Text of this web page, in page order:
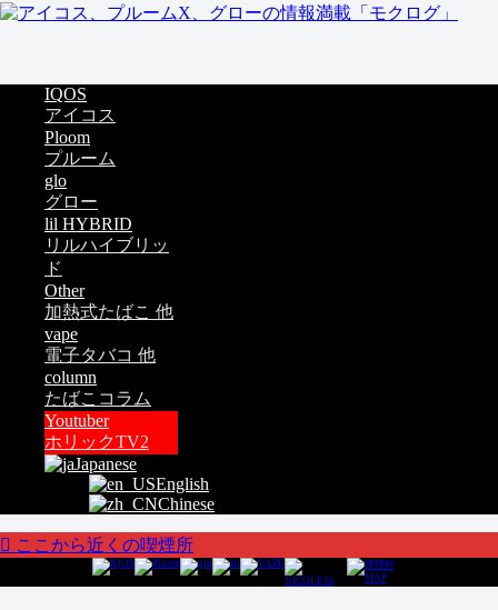
IQOS
アイコス
Ploom
プルーム
glo
グロー
lil HYBRID
リルハイブリッ
ド
Other
加熱式たばこ 他
vape
電子タバコ 他
column
たばこコラム
Youtuber
ホリックTV2
Japanese
English
Chinese
ここから近くの喫煙所